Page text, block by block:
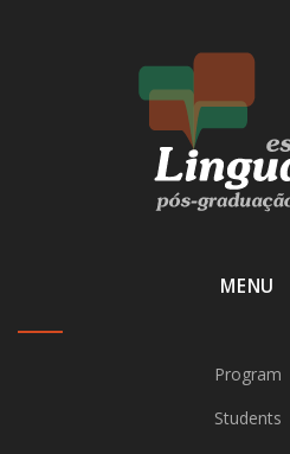
MENU
Program
Students